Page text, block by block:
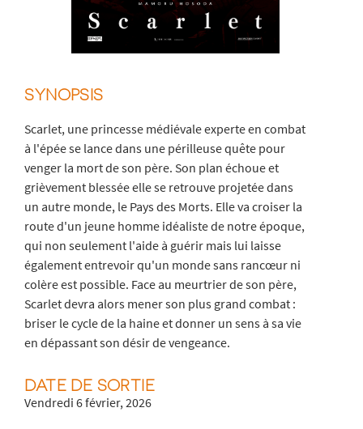
SYNOPSIS
Scarlet, une princesse médiévale experte en combat
à l'épée se lance dans une périlleuse quête pour
venger la mort de son père. Son plan échoue et
grièvement blessée elle se retrouve projetée dans
un autre monde, le Pays des Morts. Elle va croiser la
route d'un jeune homme idéaliste de notre époque,
qui non seulement l'aide à guérir mais lui laisse
également entrevoir qu'un monde sans rancœur ni
colère est possible. Face au meurtrier de son père,
Scarlet devra alors mener son plus grand combat :
briser le cycle de la haine et donner un sens à sa vie
en dépassant son désir de vengeance.
DATE DE SORTIE
Vendredi 6 février, 2026